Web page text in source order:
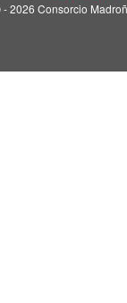
2026 Consorcio